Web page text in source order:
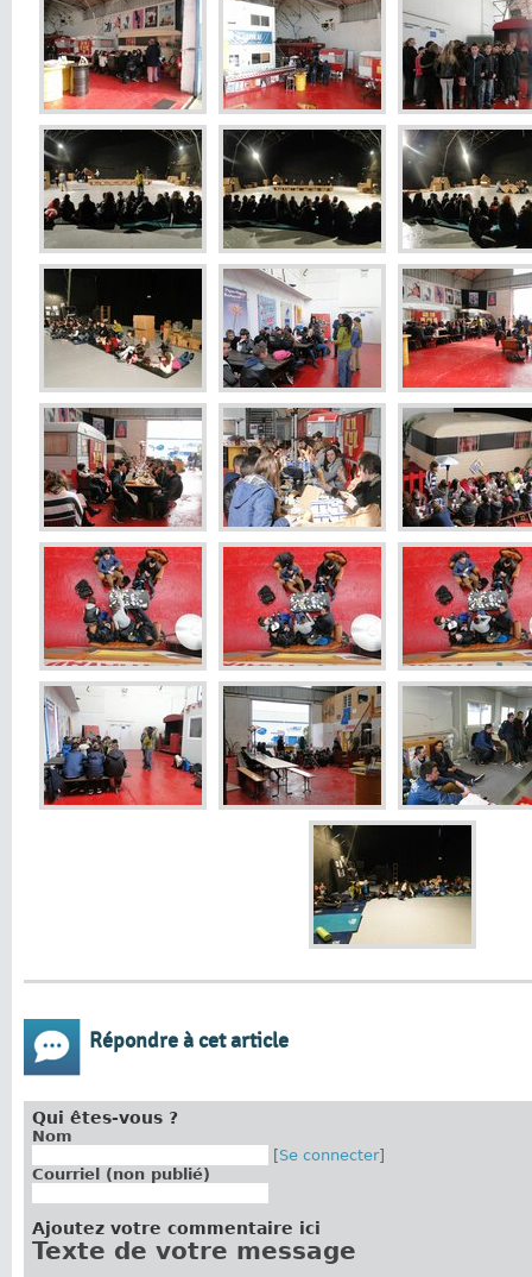
Répondre à cet article
Qui êtes-vous ?
Nom
[Se connecter]
Courriel (non publié)
Ajoutez votre commentaire ici
Texte de votre message